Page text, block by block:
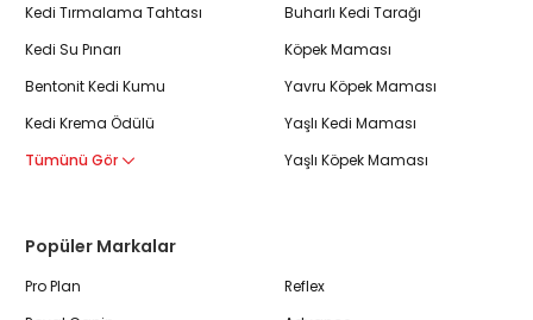
Kedi Tırmalama Tahtası
Kedi Su Pınarı
Bentonit Kedi Kumu
Kedi Krema Ödülü
Tümünü Gör
Buharlı Kedi Tarağı
Köpek Maması
Yavru Köpek Maması
Yaşlı Kedi Maması
Yaşlı Köpek Maması
Popüler Markalar
Pro Plan
Reflex